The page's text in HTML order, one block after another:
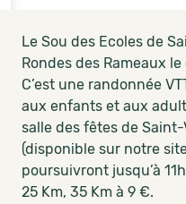
Le Sou des Ecoles de
Rondes des Rameaux
C’est une randonnée
aux enfants et aux
salle des fêtes de
(disponible sur notre
poursuivront jusqu’à
25 Km, 35 Km à 9 €.